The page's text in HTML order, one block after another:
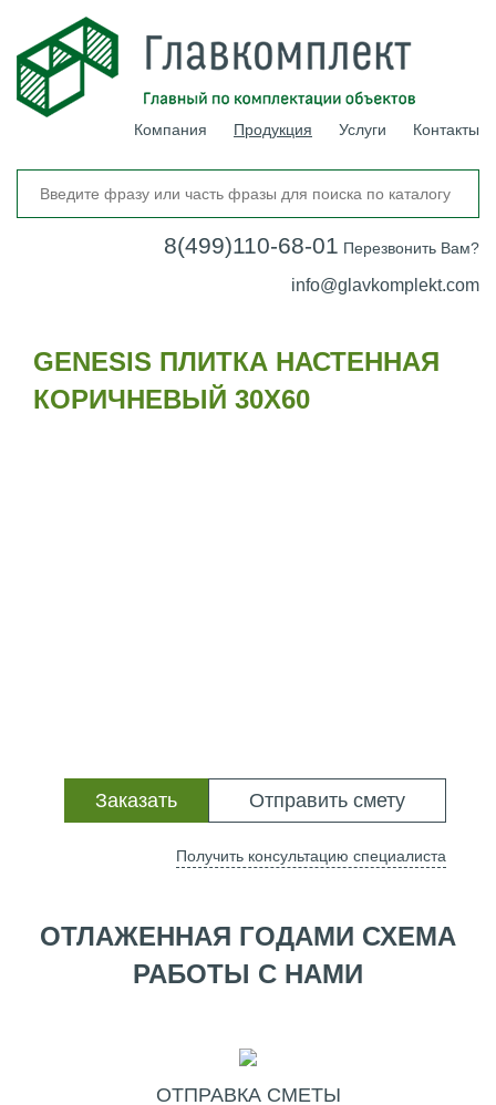
Компания Продукция Услуги Контакты
8(499)110-68-01 Перезвонить Вам?
info@glavkomplekt.com
GENESIS ПЛИТКА НАСТЕННАЯ
КОРИЧНЕВЫЙ 30Х60
Отправить смету
Заказать
Получить консультацию специалиста
ОТЛАЖЕННАЯ ГОДАМИ СХЕМА
РАБОТЫ С НАМИ
ОТПРАВКА СМЕТЫ